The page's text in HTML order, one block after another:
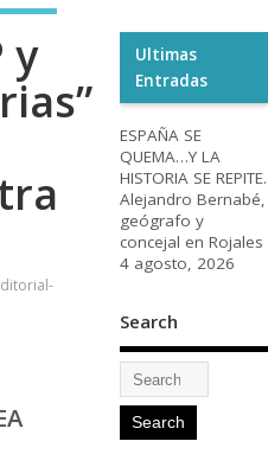
y
Ultimas
Entradas
ESPAÑA SE
QUEMA…Y LA
HISTORIA SE REPITE.
Alejandro Bernabé,
geógrafo y
concejal en Rojales
4 agosto, 2026
Search